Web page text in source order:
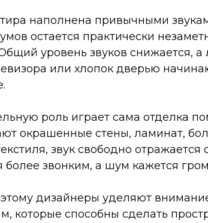
наполнена привычными
остается практически
уровень звуков снижается, а
или хлопок дверью
роль играет сама отделка
окрашенные стены, ламинат,
звук свободно отражается
более звонким, а шум кажется
дизайнеры уделяют внимание
которые способны сделать